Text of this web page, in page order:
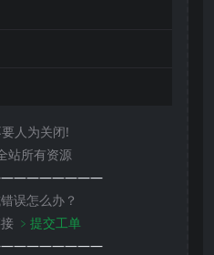
人为关闭!
站所有资源
误怎么办？
﹥提交工单